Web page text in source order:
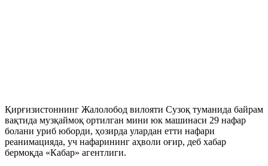
Қирғизистоннинг Жалолобод вилояти Сузоқ туманида байрам
вақтида музқаймоқ ортилган мини юк машинаси 29 нафар
болани уриб юборди, ҳозирда улардан етти нафари
реанимацияда, уч нафарининг аҳволи оғир, деб хабар
бермоқда «Кабар» агентлиги.